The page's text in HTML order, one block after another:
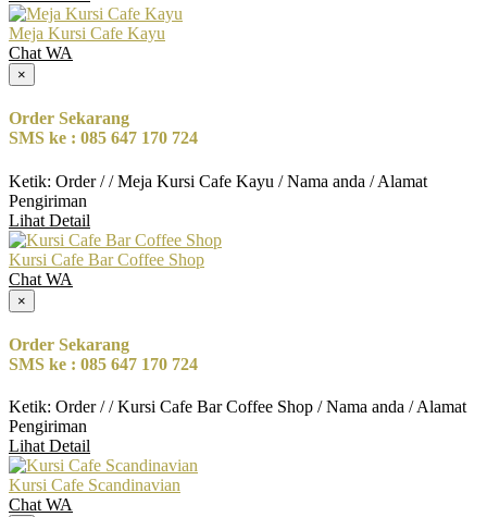
Meja Kursi Cafe Kayu
Chat WA
×
Order Sekarang
SMS ke : 085 647 170 724
Ketik: Order / / Meja Kursi Cafe Kayu / Nama anda / Alamat
Pengiriman
Lihat Detail
Kursi Cafe Bar Coffee Shop
Chat WA
×
Order Sekarang
SMS ke : 085 647 170 724
Ketik: Order / / Kursi Cafe Bar Coffee Shop / Nama anda / Alamat
Pengiriman
Lihat Detail
Kursi Cafe Scandinavian
Chat WA